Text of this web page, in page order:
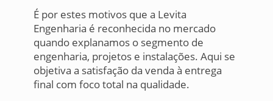
É por estes motivos que a Levita
Engenharia é reconhecida no mercado
quando explanamos o segmento de
engenharia, projetos e instalações. Aqui se
objetiva a satisfação da venda à entrega
final com foco total na qualidade.